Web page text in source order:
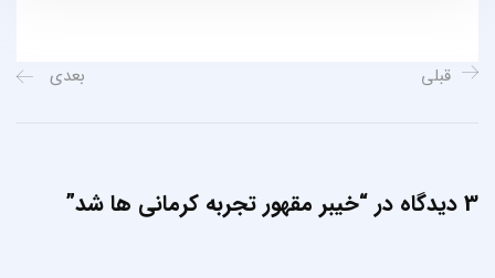
قبلی بعدی
3 دیدگاه در “ خیبر مقهور تجربه کرمانی ها شد”